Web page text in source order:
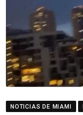
NOTICIAS DE MIAMI